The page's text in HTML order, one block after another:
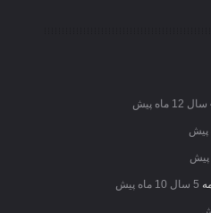
5 سال 10 ماه پیش